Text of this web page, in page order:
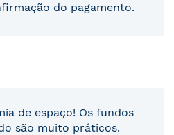
do pagamento.
de espaço! Os fundos
são muito práticos.